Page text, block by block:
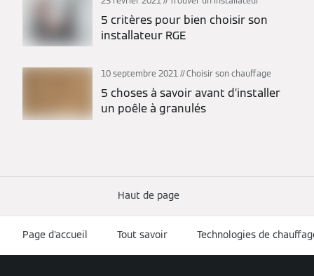
5 critères pour bien choisir son
installateur RGE
10 septembre 2021 Choisir son chauffage
5 choses à savoir avant d’installer
un poêle à granulés
Haut de page
Page d'accueil Tout savoir Technologies de